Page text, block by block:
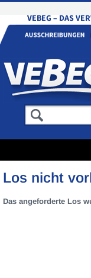
Los nicht
Das angeforderte Los